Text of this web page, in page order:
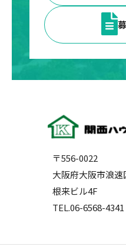
〒556-0022
大阪府大阪市浪
根来ビル4F
TEL.06-6568-4341